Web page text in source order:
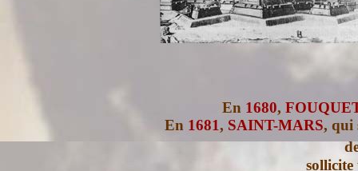
En 1680,
En 1681, SAINT-MARS, qui
sollicite